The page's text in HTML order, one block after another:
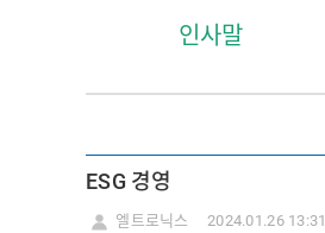
인사말
ESG 경영
엘트로닉스 2024.01.26 13:31